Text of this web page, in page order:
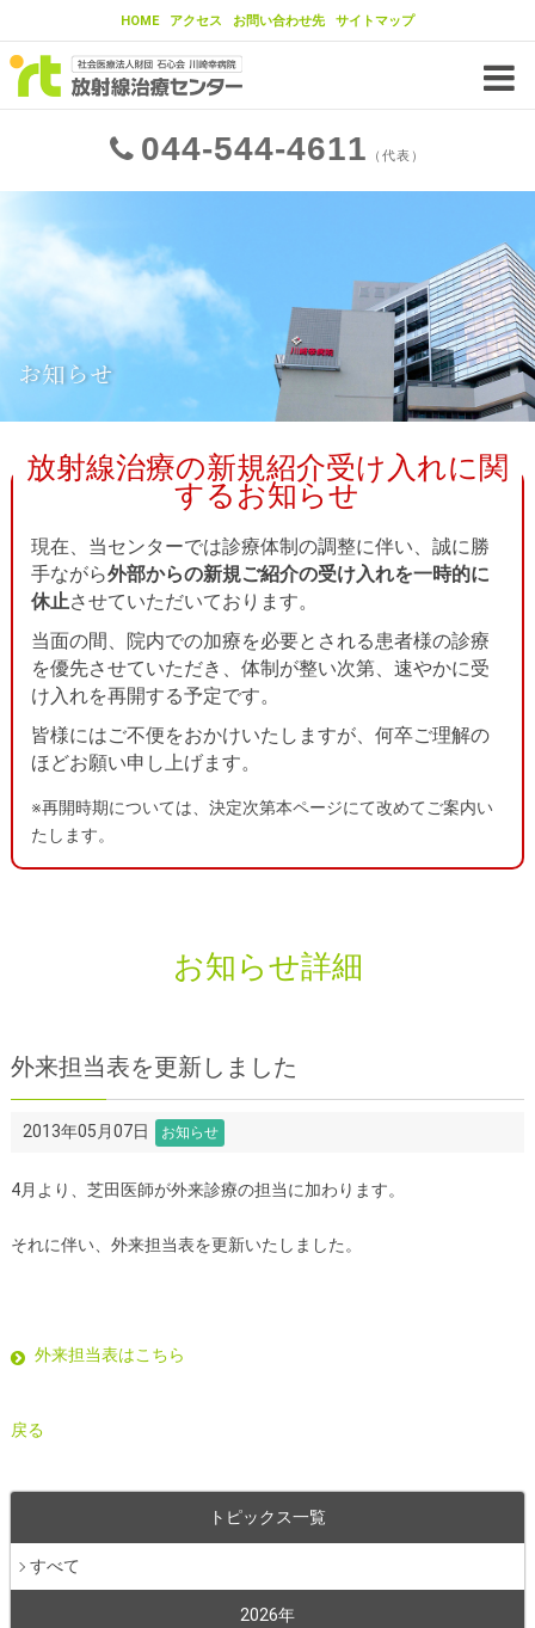
HOME アクセス お問い合わせ先 サイトマップ
044 544 4611 （代表）
当センターの放射線治療の特徴
当センターの放射線治療法
放射線治療装置 IMRT（強度変調放射線治療）
IGRT（画像誘導放射線治療） 東大病院との連携
治療が可能ながん
放射線治療とは？
がんの基礎知識 がんの治療法
放射線治療の流れ
臓器ごとのがん治療
診療科のご案内
がんと診断されたら 紹介による受診
セカンドオピニオン お問い合わせ先
外来予定表
治療費について
お問い合わせ先 トピックス一覧
リンク サイトマップ
お知らせ
放射線治療の新規紹介受け入れに関
するお知らせ
現在、当センターでは診療体制の調整に伴い、誠に勝
手ながら外部からの新規ご紹介の受け入れを一時的に
休止させていただいております。
当面の間、院内での加療を必要とされる患者様の診療
を優先させていただき、体制が整い次第、速やかに受
け入れを再開する予定です。
皆様にはご不便をおかけいたしますが、何卒ご理解の
ほどお願い申し上げます。
※再開時期については、決定次第本ページにて改めてご案内い
たします。
お知らせ詳細
外来担当表を更新しました
2013年05月07日 お知らせ
4月より、芝田医師が外来診療の担当に加わります。
それに伴い、外来担当表を更新いたしました。
外来担当表はこちら
戻る
トピックス一覧
すべて
2026年